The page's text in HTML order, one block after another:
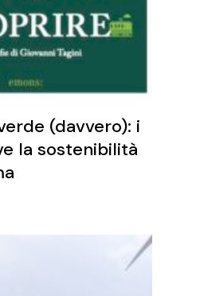
(davvero): i
la sostenibilità